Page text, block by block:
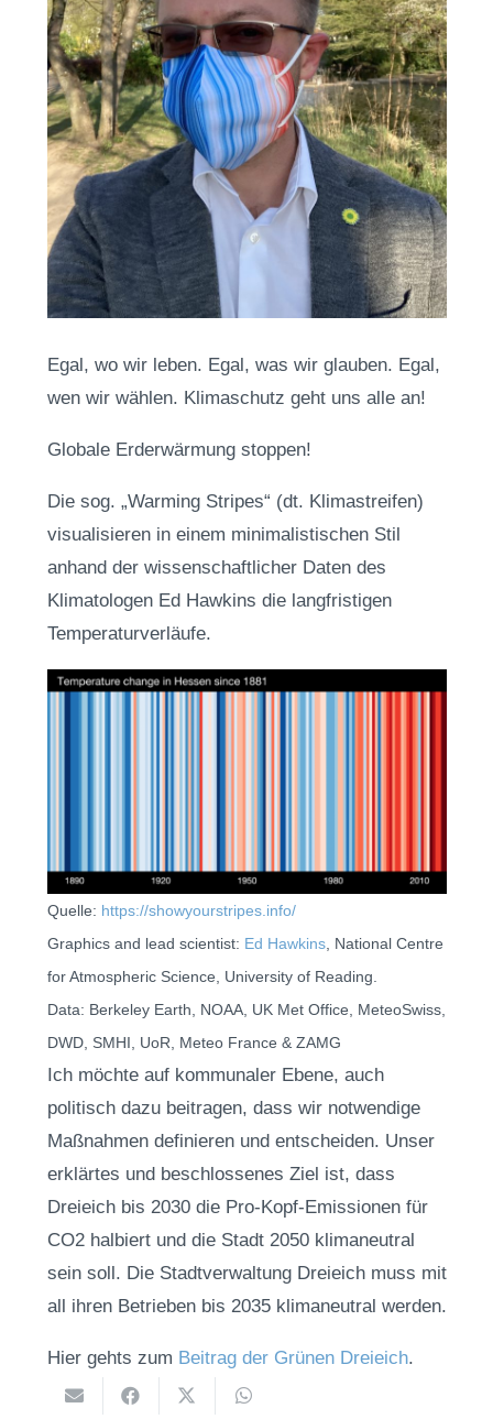
Egal, wo wir leben. Egal, was wir glauben. Egal,
wen wir wählen. Klimaschutz geht uns alle an!
Globale Erderwärmung stoppen!
Die sog. „Warming Stripes“ (dt. Klimastreifen)
visualisieren in einem minimalistischen Stil
anhand der wissenschaftlicher Daten des
Klimatologen Ed Hawkins die langfristigen
Temperaturverläufe.
Quelle: https://showyourstripes.info/
Graphics and lead scientist: Ed Hawkins, National Centre
for Atmospheric Science, University of Reading.
Data: Berkeley Earth, NOAA, UK Met Office, MeteoSwiss,
DWD, SMHI, UoR, Meteo France & ZAMG
Ich möchte auf kommunaler Ebene, auch
politisch dazu beitragen, dass wir notwendige
Maßnahmen definieren und entscheiden. Unser
erklärtes und beschlossenes Ziel ist, dass
Dreieich bis 2030 die Pro-Kopf-Emissionen für
CO2 halbiert und die Stadt 2050 klimaneutral
sein soll. Die Stadtverwaltung Dreieich muss mit
all ihren Betrieben bis 2035 klimaneutral werden.
Hier gehts zum Beitrag der Grünen Dreieich.